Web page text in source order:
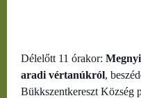
Délelőtt 11 órakor:
aradi vértanúkról,
Bükkszentkereszt Község